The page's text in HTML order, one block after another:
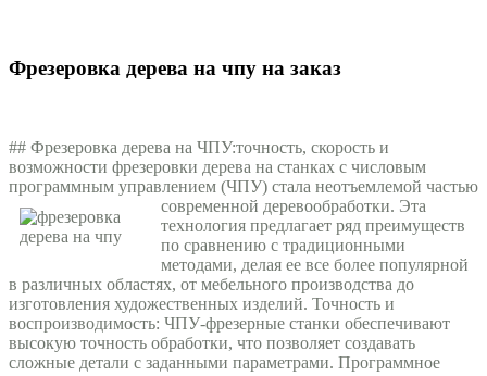
Фрезеровка дерева на чпу на заказ
## Фрезеровка дерева на ЧПУ:точность, скорость и
возможности фрезеровки дерева на станках с числовым
программным управлением (ЧПУ) стала неотъемлемой частью
современной деревообработки. Эта
технология предлагает ряд преимуществ
по сравнению с традиционными
методами, делая ее все более популярной
в различных областях, от мебельного производства до
изготовления художественных изделий. Точность и
воспроизводимость: ЧПУ-фрезерные станки обеспечивают
высокую точность обработки, что позволяет создавать
сложные детали с заданными параметрами. Программное